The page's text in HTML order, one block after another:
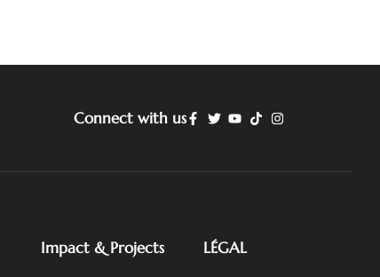
Connect with us
Impact & Projects LÉGAL